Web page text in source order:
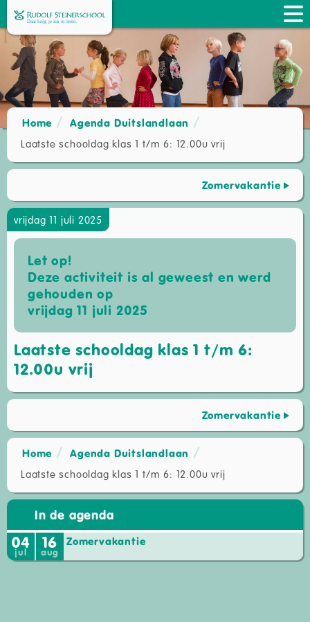
Home
Agenda Duitslandlaan
Laatste schooldag klas 1 t/m 6: 12.00u vrij
Zomervakantie
vrijdag 11 juli 2025
Let op!
Deze activiteit is al geweest en werd
gehouden op
vrijdag 11 juli 2025
Laatste schooldag klas 1 t/m 6:
12.00u vrij
Zomervakantie
Home
Agenda Duitslandlaan
Laatste schooldag klas 1 t/m 6: 12.00u vrij
In de agenda
04
jul 16
aug
Zomervakantie